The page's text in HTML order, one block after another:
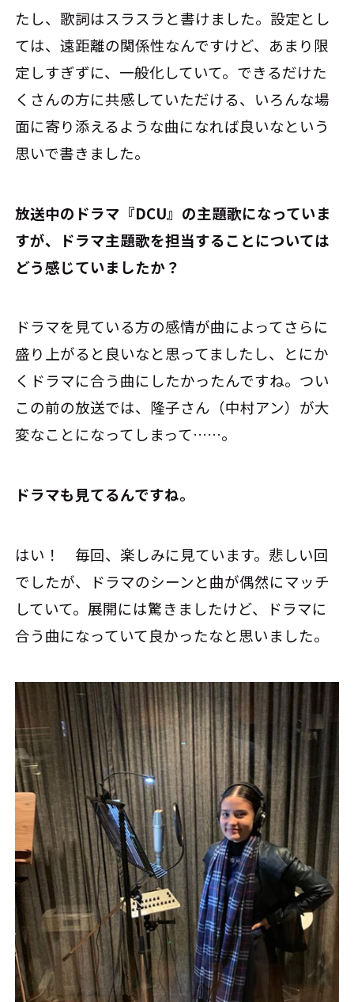
たし、歌詞はスラスラと書けました。設定とし
ては、遠距離の関係性なんですけど、あまり限
定しすぎずに、一般化していて。できるだけた
くさんの方に共感していただける、いろんな場
面に寄り添えるような曲になれば良いなという
思いで書きました。
――放送中のドラマ『DCU』の主題歌になっていま
すが、ドラマ主題歌を担当することについては
どう感じていましたか？
ドラマを見ている方の感情が曲によってさらに
盛り上がると良いなと思ってましたし、とにか
くドラマに合う曲にしたかったんですね。つい
この前の放送では、隆子さん（中村アン）が大
変なことになってしまって……。
――ドラマも見てるんですね。
はい！ 毎回、楽しみに見ています。悲しい回
でしたが、ドラマのシーンと曲が偶然にマッチ
していて。展開には驚きましたけど、ドラマに
合う曲になっていて良かったなと思いました。